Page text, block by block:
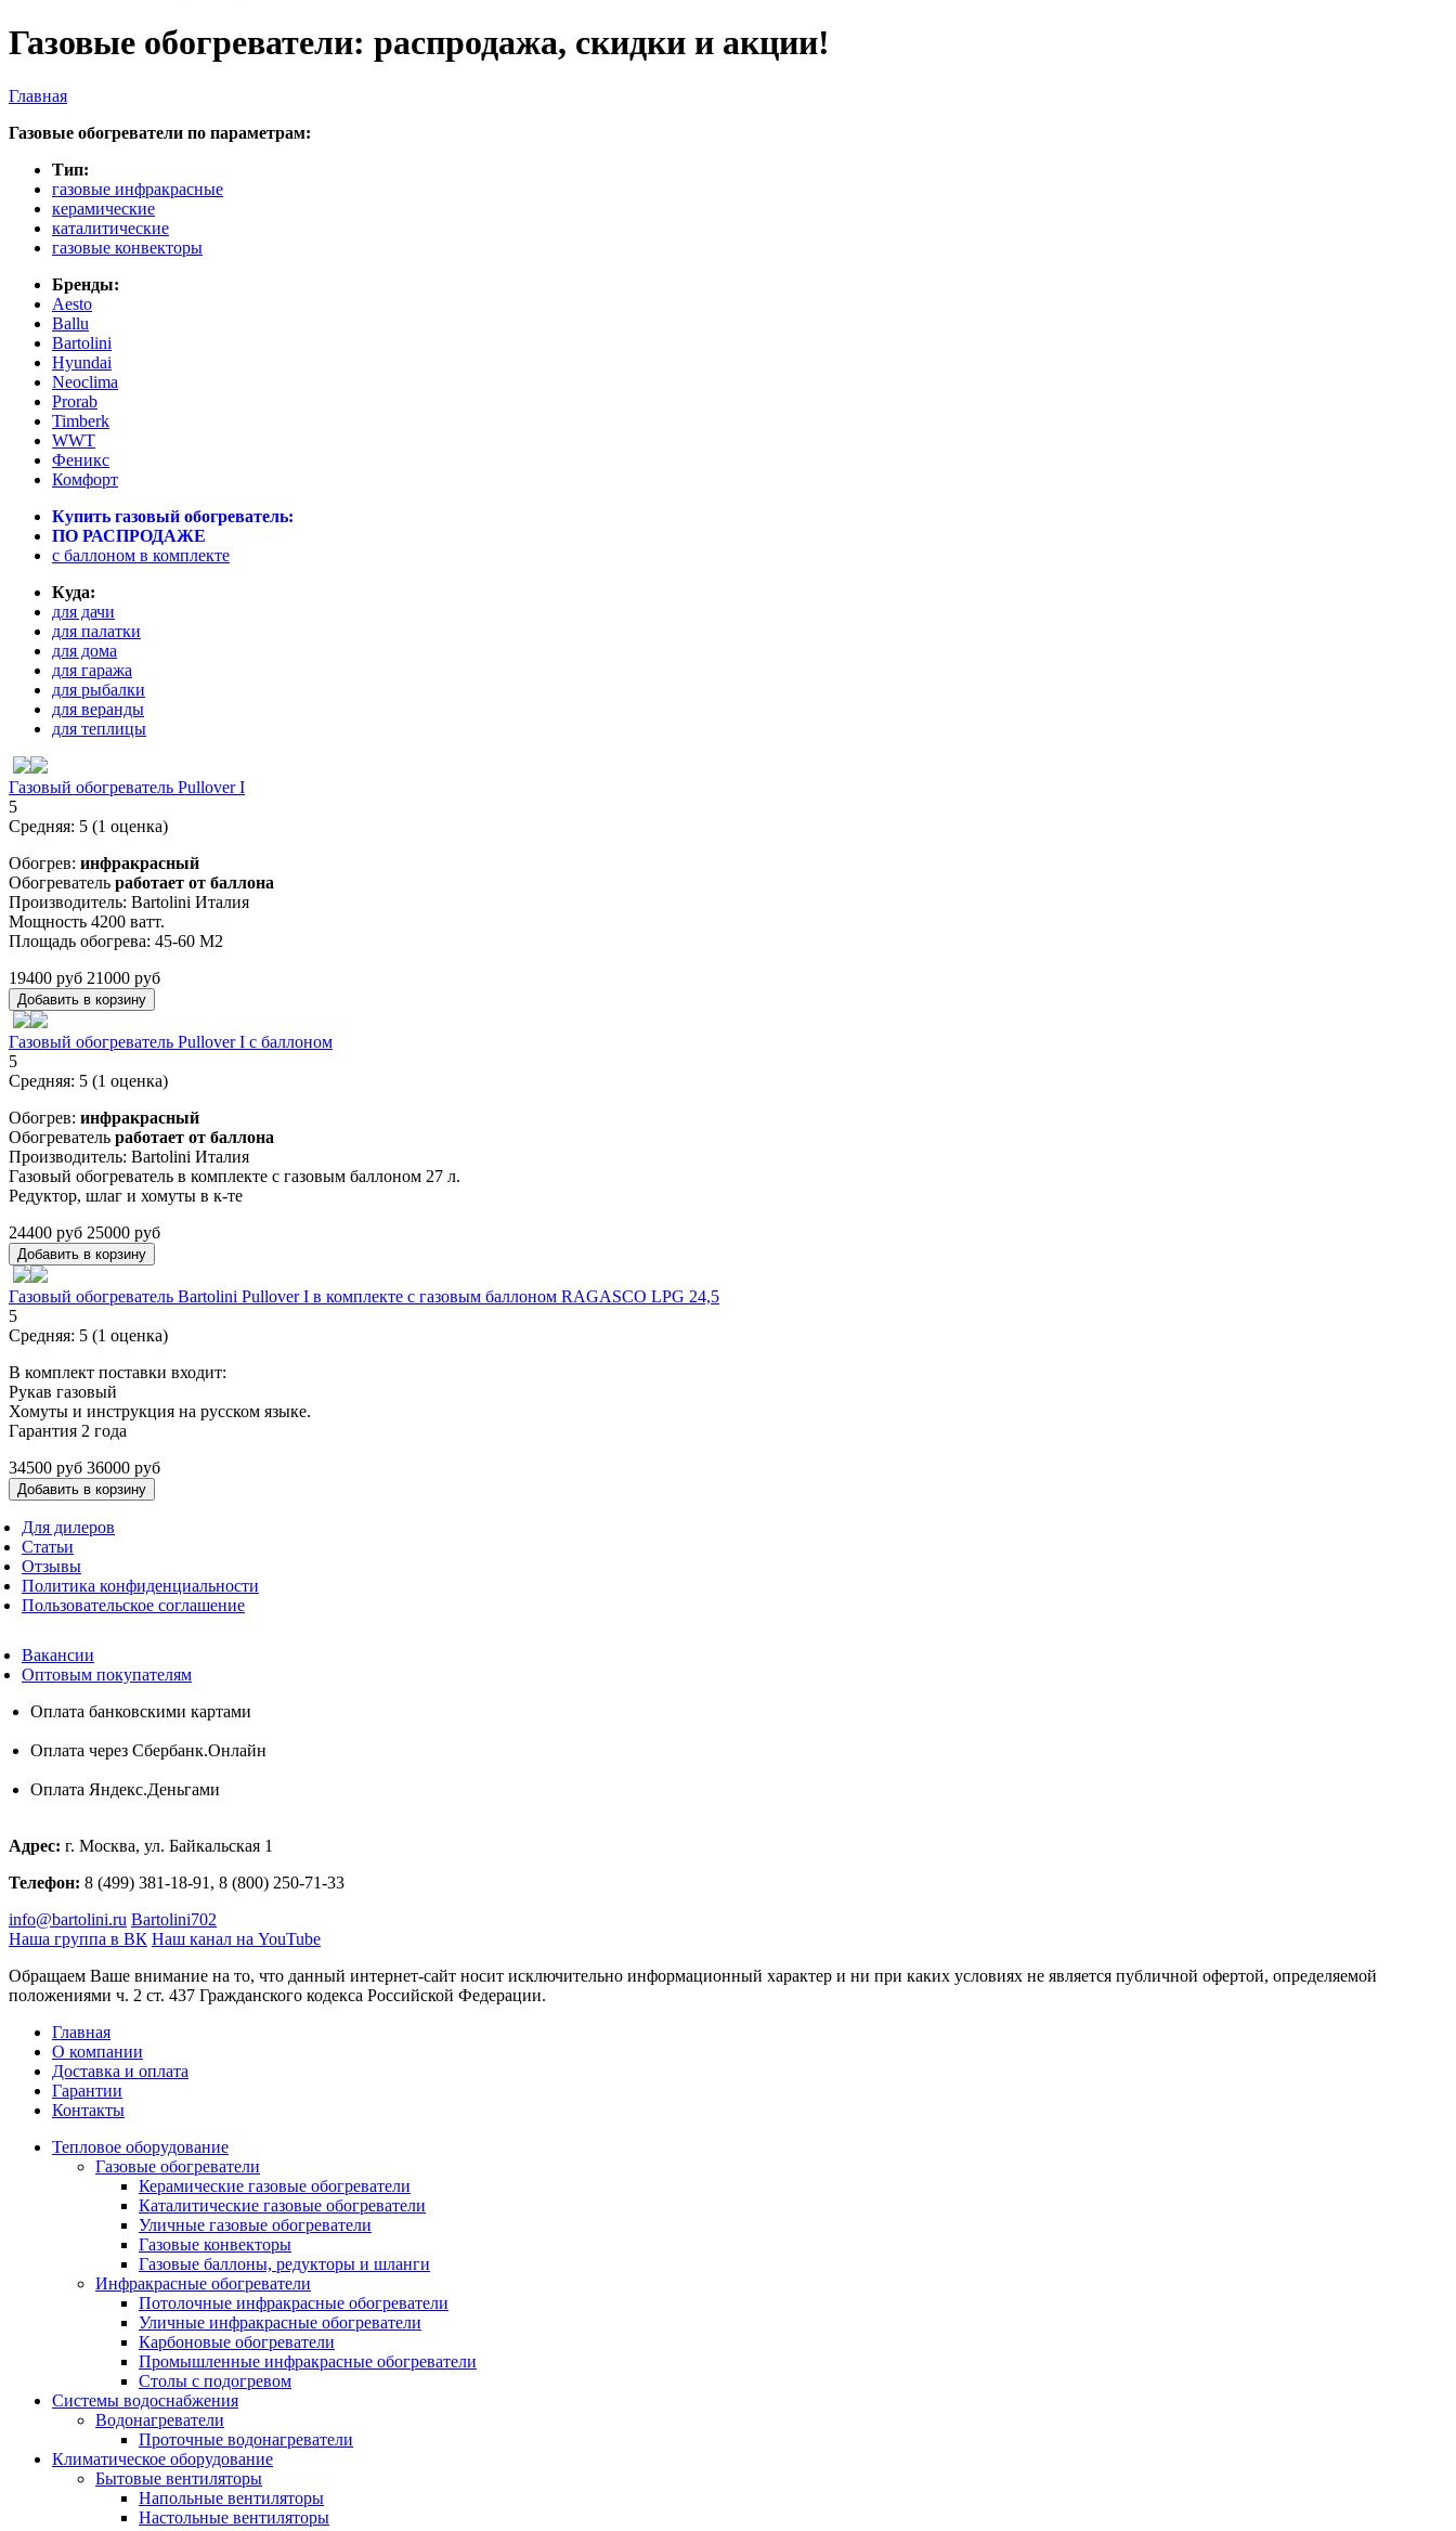
Газовые обогреватели: распродажа, скидки и акции!
Вы здесь
Главная
Газовые обогреватели по параметрам:
Тип:
газовые инфракрасные
керамические
каталитические
газовые конвекторы
Бренды:
Aesto
Ballu
Bartolini
Hyundai
Neoclima
Prorab
Timberk
WWT
Феникс
Комфорт
Купить газовый обогреватель:
ПО РАСПРОДАЖЕ
c баллоном в комплекте
Куда:
для дачи
для палатки
для дома
для гаража
для рыбалки
для веранды
для теплицы
Газовый обогреватель Pullover I
5
Средняя: 5 (1 оценка)
Обогрев: инфракрасный
Обогреватель работает от баллона
Производитель: Bartolini Италия
Мощность 4200 ватт.
Площадь обогрева: 45-60 М2
19400 руб 21000 руб
Газовый обогреватель Pullover I с баллоном
5
Средняя: 5 (1 оценка)
Обогрев: инфракрасный
Обогреватель работает от баллона
Производитель: Bartolini Италия
Газовый обогреватель в комплекте с газовым баллоном 27 л.
Редуктор, шлаг и хомуты в к-те
24400 руб 25000 руб
Газовый обогреватель Bartolini Pullover I в комплекте с газовым баллоном RAGASCO LPG 24,5
5
Средняя: 5 (1 оценка)
В комплект поставки входит:
Рукав газовый
Хомуты и инструкция на русском языке.
Гарантия 2 года
34500 руб 36000 руб
Для дилеров
Статьи
Отзывы
Политика конфиденциальности
Пользовательское соглашение
Вакансии
Оптовым покупателям
Оплата банковскими картами
Оплата через Сбербанк.Онлайн
Оплата Яндекс.Деньгами
Адрес: г. Москва, ул. Байкальская 1
Телефон: 8 (499) 381-18-91, 8 (800) 250-71-33
info@bartolini.ru Bartolini702
Наша группа в ВК Наш канал на YouTube
Обращаем Ваше внимание на то, что данный интернет-сайт носит исключительно информационный характер и ни при каких условиях не является публичной офертой, определяемой
положениями ч. 2 ст. 437 Гражданского кодекса Российской Федерации.
Главная
О компании
Доставка и оплата
Гарантии
Контакты
Тепловое оборудование
Газовые обогреватели
Керамические газовые обогреватели
Каталитические газовые обогреватели
Уличные газовые обогреватели
Газовые конвекторы
Газовые баллоны, редукторы и шланги
Инфракрасные обогреватели
Потолочные инфракрасные обогреватели
Уличные инфракрасные обогреватели
Карбоновые обогреватели
Промышленные инфракрасные обогреватели
Столы с подогревом
Системы водоснабжения
Водонагреватели
Проточные водонагреватели
Климатическое оборудование
Бытовые вентиляторы
Напольные вентиляторы
Настольные вентиляторы